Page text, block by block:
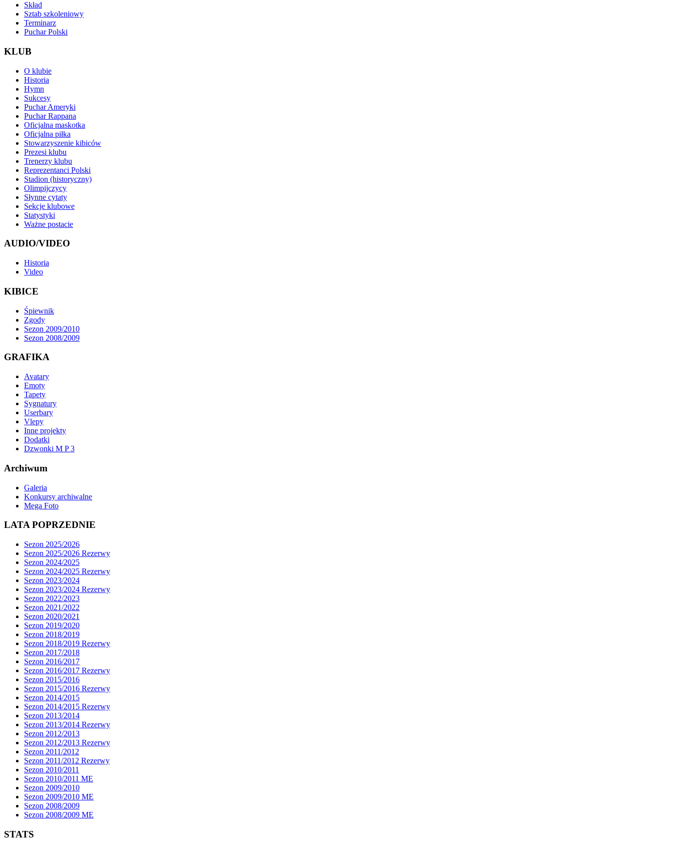
Skład
Sztab szkoleniowy
Terminarz
Puchar Polski
KLUB
O klubie
Historia
Hymn
Sukcesy
Puchar Ameryki
Puchar Rappana
Oficjalna maskotka
Oficjalna piłka
Stowarzyszenie kibiców
Prezesi klubu
Trenerzy klubu
Reprezentanci Polski
Stadion (historyczny)
Olimpijczycy
Słynne cytaty
Sekcje klubowe
Statystyki
Ważne postacie
AUDIO/VIDEO
Historia
Video
KIBICE
Śpiewnik
Zgody
Sezon 2009/2010
Sezon 2008/2009
GRAFIKA
Avatary
Emoty
Tapety
Sygnatury
Userbary
Vlepy
Inne projekty
Dodatki
Dzwonki M P 3
Archiwum
Galeria
Konkursy archiwalne
Mega Foto
LATA POPRZEDNIE
Sezon 2025/2026
Sezon 2025/2026 Rezerwy
Sezon 2024/2025
Sezon 2024/2025 Rezerwy
Sezon 2023/2024
Sezon 2023/2024 Rezerwy
Sezon 2022/2023
Sezon 2021/2022
Sezon 2020/2021
Sezon 2019/2020
Sezon 2018/2019
Sezon 2018/2019 Rezerwy
Sezon 2017/2018
Sezon 2016/2017
Sezon 2016/2017 Rezerwy
Sezon 2015/2016
Sezon 2015/2016 Rezerwy
Sezon 2014/2015
Sezon 2014/2015 Rezerwy
Sezon 2013/2014
Sezon 2013/2014 Rezerwy
Sezon 2012/2013
Sezon 2012/2013 Rezerwy
Sezon 2011/2012
Sezon 2011/2012 Rezerwy
Sezon 2010/2011
Sezon 2010/2011 ME
Sezon 2009/2010
Sezon 2009/2010 ME
Sezon 2008/2009
Sezon 2008/2009 ME
STATS